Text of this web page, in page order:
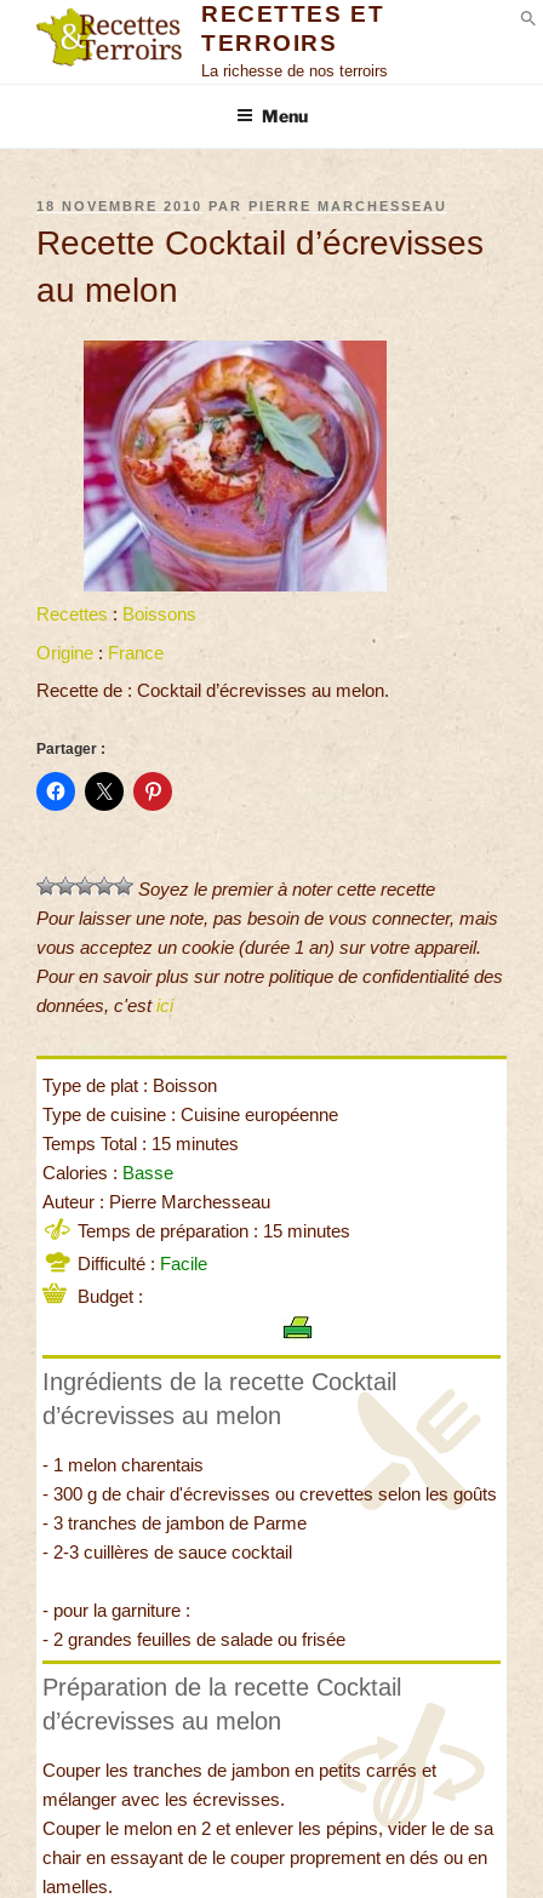
RECETTES ET
TERROIRS
La richesse de nos terroirs
Menu
18 NOVEMBRE 2010 PAR PIERRE MARCHESSEAU
Recette Cocktail d’écrevisses
au melon
Recettes : Boissons
Origine : France
Recette de : Cocktail d’écrevisses au melon.
Partager :
Soyez le premier à noter cette recette
Pour laisser une note, pas besoin de vous connecter, mais
vous acceptez un cookie (durée 1 an) sur votre appareil.
Pour en savoir plus sur notre politique de confidentialité des
données, c'estici
Type de plat : Boisson
Type de cuisine : Cuisine européenne
Temps Total : 15 minutes
Calories : Basse
Auteur : Pierre Marchesseau
Temps de préparation : 15 minutes
Difficulté : Facile
Budget :
Ingrédients de la recette Cocktail
d’écrevisses au melon
- 1 melon charentais
- 300 g de chair d'écrevisses ou crevettes selon les goûts
- 3 tranches de jambon de Parme
- 2-3 cuillères de sauce cocktail
- pour la garniture :
- 2 grandes feuilles de salade ou frisée
Préparation de la recette Cocktail
d’écrevisses au melon
Couper les tranches de jambon en petits carrés et
mélanger avec les écrevisses.
Couper le melon en 2 et enlever les pépins, vider le de sa
chair en essayant de le couper proprement en dés ou en
lamelles.